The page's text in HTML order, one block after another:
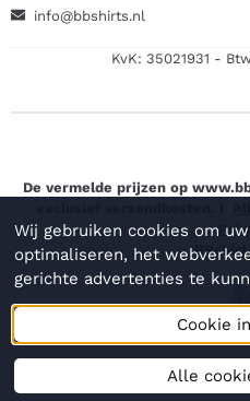
info@bbshirts.nl
KvK: 35021931 -
De vermelde prijzen op
Wij gebruiken cookies om
optimaliseren, het
gerichte advertenties te
Cookie
Alle